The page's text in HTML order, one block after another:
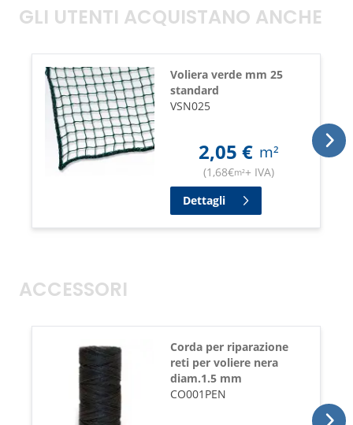
GLI UTENTI ACQUISTANO ANCHE
Voliera verde mm 25
standard
VSN025
2,05 € m²
(1,68€m²+ IVA)
Dettagli
ACCESSORI
Corda per riparazione
reti per voliere nera
diam.1.5 mm
CO001PEN